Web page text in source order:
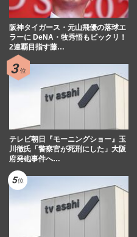
阪神タイガース・元山飛優の落球エ
ラーに DeNA・牧秀悟もビックリ！
2連覇目指す藤…
テレビ朝日『モーニングショー』玉
川徹氏「警察官が死刑にした」大阪
府発砲事件へ…